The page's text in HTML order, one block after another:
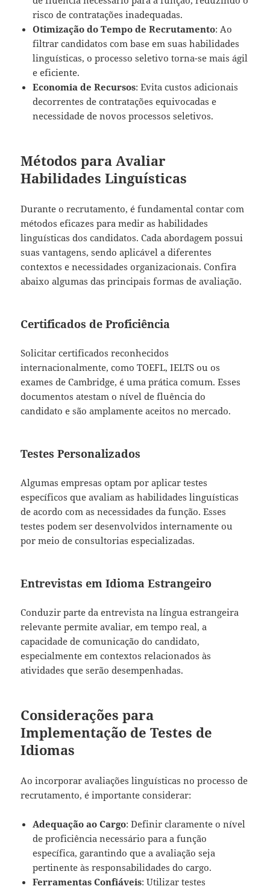
risco de contratações inadequadas.
Otimização do Tempo de Recrutamento: Ao
filtrar candidatos com base em suas habilidades
linguísticas, o processo seletivo torna-se mais ágil
e eficiente.
Economia de Recursos: Evita custos adicionais
decorrentes de contratações equivocadas e
necessidade de novos processos seletivos.
Métodos para Avaliar
Habilidades Linguísticas
Durante o recrutamento, é fundamental contar com
métodos eficazes para medir as habilidades
linguísticas dos candidatos. Cada abordagem possui
suas vantagens, sendo aplicável a diferentes
contextos e necessidades organizacionais. Confira
abaixo algumas das principais formas de avaliação.
Certificados de Proficiência
Solicitar certificados reconhecidos
internacionalmente, como TOEFL, IELTS ou os
exames de Cambridge, é uma prática comum. Esses
documentos atestam o nível de fluência do
candidato e são amplamente aceitos no mercado.
Testes Personalizados
Algumas empresas optam por aplicar testes
específicos que avaliam as habilidades linguísticas
de acordo com as necessidades da função. Esses
testes podem ser desenvolvidos internamente ou
por meio de consultorias especializadas.
Entrevistas em Idioma Estrangeiro
Conduzir parte da entrevista na língua estrangeira
relevante permite avaliar, em tempo real, a
capacidade de comunicação do candidato,
especialmente em contextos relacionados às
atividades que serão desempenhadas.
Considerações para
Implementação de Testes de
Idiomas
Ao incorporar avaliações linguísticas no processo de
recrutamento, é importante considerar:
Adequação ao Cargo: Definir claramente o nível
de proficiência necessário para a função
específica, garantindo que a avaliação seja
pertinente às responsabilidades do cargo.
Ferramentas Confiáveis: Utilizar testes